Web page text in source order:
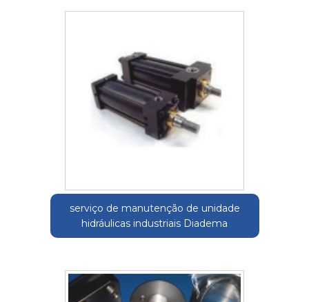
serviço de manutenção de unidade
hidráulicas industriais Diadema